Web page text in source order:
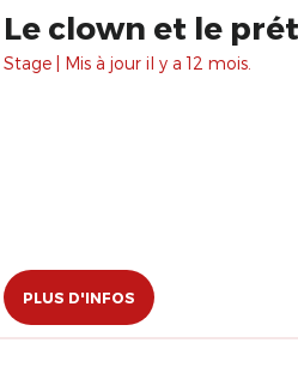
Le clown et le
Stage | Mis à jour il y a 12 mois.
PLUS D'INFOS